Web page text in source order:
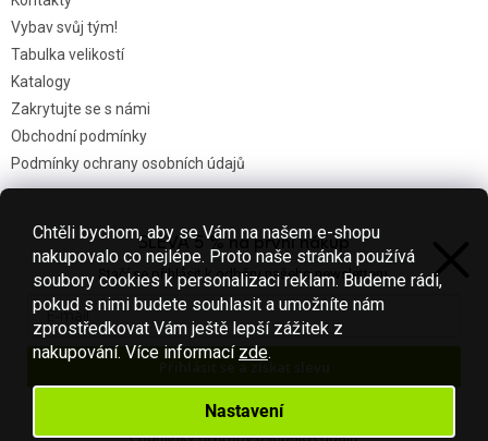
Chtěli bychom, aby se Vám na našem e-shopu
nakupovalo co nejlépe. Proto naše stránka používá
soubory cookies k personalizaci reklam. Budeme rádi,
pokud s nimi budete souhlasit a umožníte nám
zprostředkovat Vám ještě lepší zážitek z
nakupování. Více informací zde.
Nastavení
Vybav svůj tým!
Tabulka velikostí
Katalogy
Zakrytujte se s námi
Obchodní podmínky
Podmínky ochrany osobních údajů
Nákupní košík
0KS /0 KČ
SLEVA 5 % na první nákup
Stačí se přihlásit k odběru našeho newsletteru.
Přihlásit se a získat slevu
Váš e-mail je u nás v bezpečí.
Podmínky ochrany osobních údajů